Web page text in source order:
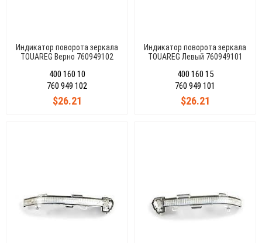
Индикатор поворота зеркала
TOUAREG Верно 760949102
400 160 10
$26.21
760 949 102
Индикатор поворота зеркала
TOUAREG Левый 760949101
400 160 15
$26.21
760 949 101